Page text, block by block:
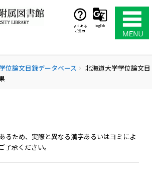
よくある
ご質問
English
位論文目録データベース chevron_right
北海道大学学位論文目
るため、実際と異なる漢字あるいはヨミによ
了承ください。